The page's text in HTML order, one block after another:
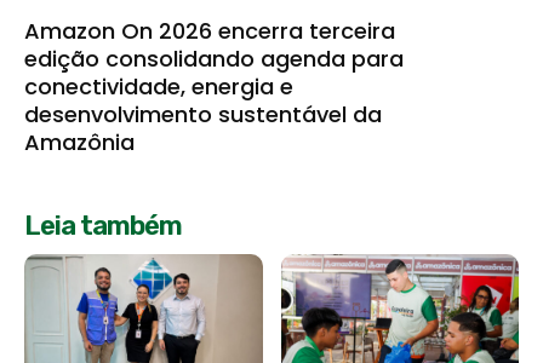
Amazon On 2026 encerra terceira
edição consolidando agenda para
conectividade, energia e
desenvolvimento sustentável da
Amazônia
Leia também